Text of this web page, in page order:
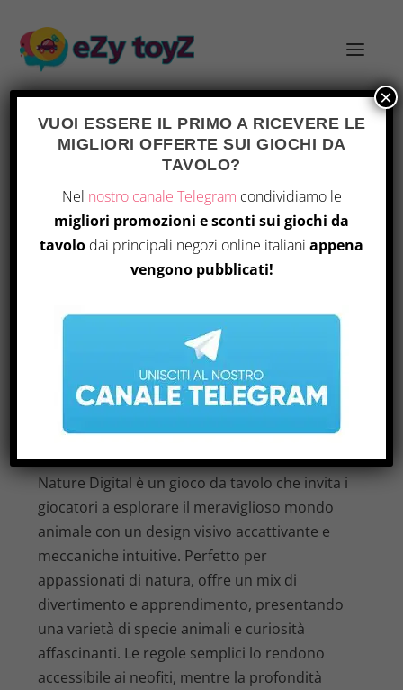
TAG:ESPLORAZIONE ANIMALE
RECENSIONE DI NATURE DIGITAL:
UNANALISI DEI GIOCHI DA TAVOLO
di|Apr 9, 2026|Notizie|0 |
Nature Digital è un gioco da tavolo che invita i
giocatori a esplorare il meraviglioso mondo
animale con un design visivo accattivante e
meccaniche intuitive. Perfetto per
appassionati di natura, offre un mix di
divertimento e apprendimento, presentando
una varietà di specie animali e curiosità
affascinanti. Le regole semplici lo rendono
accessibile ai neofiti, mentre la profondità
VUOI ESSERE IL PRIMO A RICEVERE LE
MIGLIORI OFFERTE SUI GIOCHI DA
TAVOLO?
Nel nostro canale Telegram condividiamo le
migliori promozioni e sconti sui giochi da
tavolo dai principali negozi online italiani appena
vengono pubblicati!
×